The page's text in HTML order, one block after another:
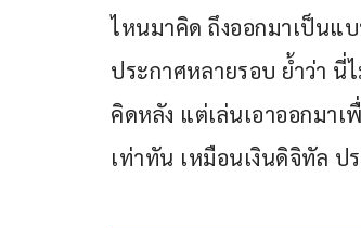
ไหนมาคิด ถึงออกมาเป็นแ
ประกาศหลายรอบ ย้ำว่า นี่
คิดหลัง แต่เล่นเอาออกมาเ
เท่าทัน เหมือนเงินดิจิทัล ป